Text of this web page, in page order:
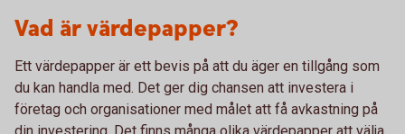
Vad är värdepapper?
Ett värdepapper är ett bevis på att du äger en tillgång som
du kan handla med. Det ger dig chansen att investera i
företag och organisationer med målet att få avkastning på